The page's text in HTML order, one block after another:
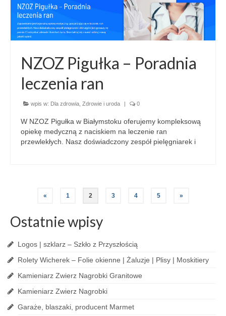
NZOZ Pigułka – Poradnia
leczenia ran
wpis w: Dla zdrowia, Zdrowie i uroda 0
W NZOZ Pigułka w Białymstoku oferujemy kompleksową
opiekę medyczną z naciskiem na leczenie ran
przewlekłych. Nasz doświadczony zespół pielęgniarek i
« 1 2 3 4 5 »
Ostatnie wpisy
Logos | szklarz – Szkło z Przyszłością
Rolety Wicherek – Folie okienne | Żaluzje | Plisy | Moskitiery
Kamieniarz Zwierz Nagrobki Granitowe
Kamieniarz Zwierz Nagrobki
Garaże, blaszaki, producent Marmet